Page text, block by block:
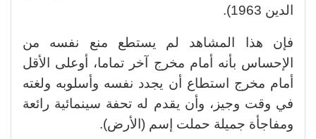
الدين 1963).
فإن هذا المشاهد لم يستطع منع نفسه من
الإحساس بأنه أمام مخرج آخر تماما، أوعلى الأقل
أمام مخرج استطاع أن يجدد نفسه وأسلوبه ولغته
في وقت وجيز، وأن يقدم له تحفة سينمائية رائعة
ومفاجأة جميلة حملت إسم (الأرض).